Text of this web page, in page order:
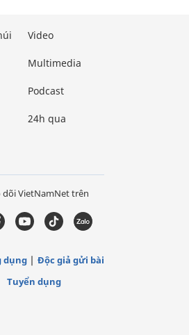
Video
Multimedia
Podcast
24h qua
dõi VietNamNet trên
dụng
Độc giả gửi bài
Tuyển dụng